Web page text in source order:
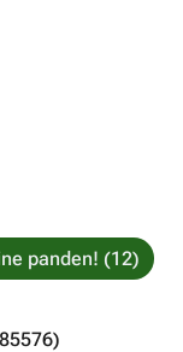
panden! (12)